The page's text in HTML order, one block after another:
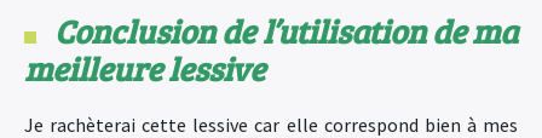
Conclusion de l’utilisation de ma
meilleure lessive
Je rachèterai cette lessive car elle correspond bien à mes